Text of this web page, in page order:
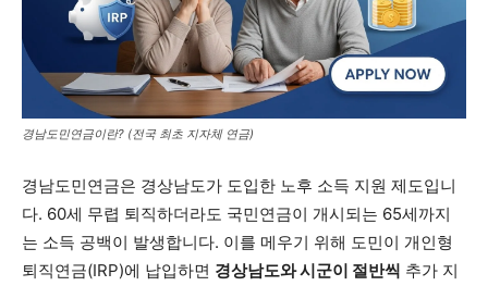
경남도민연금이란? (전국 최초 지자체 연금)
경남도민연금은 경상남도가 도입한 노후 소득 지원 제도입니
다. 60세 무렵 퇴직하더라도 국민연금이 개시되는 65세까지
는 소득 공백이 발생합니다. 이를 메우기 위해 도민이 개인형
퇴직연금(IRP)에 납입하면 경상남도와 시군이 절반씩 추가 지